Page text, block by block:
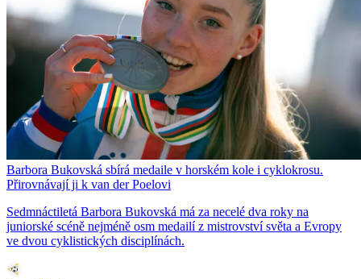
Barbora Bukovská sbírá medaile v horském kole i cyklokrosu.
Přirovnávají ji k van der Poelovi
Sedmnáctiletá Barbora Bukovská má za necelé dva roky na
juniorské scéně nejméně osm medailí z mistrovství světa a Evropy
ve dvou cyklistických disciplínách.